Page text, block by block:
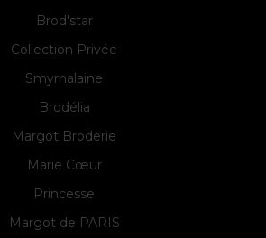
Brod'star
Collection Privée
Smyrnalaine
Brodélia
Margot Broderie
Marie Cœur
Princesse
Margot de PARIS